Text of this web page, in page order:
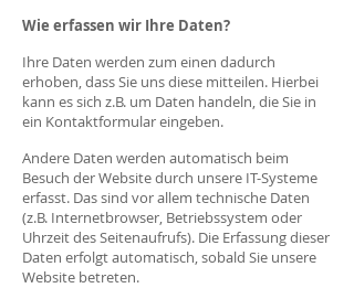
Wie erfassen wir Ihre Daten?
Ihre Daten werden zum einen dadurch
erhoben, dass Sie uns diese mitteilen. Hierbei
kann es sich z.B. um Daten handeln, die Sie in
ein Kontaktformular eingeben.
Andere Daten werden automatisch beim
Besuch der Website durch unsere IT-Systeme
erfasst. Das sind vor allem technische Daten
(z.B. Internetbrowser, Betriebssystem oder
Uhrzeit des Seitenaufrufs). Die Erfassung dieser
Daten erfolgt automatisch, sobald Sie unsere
Website betreten.